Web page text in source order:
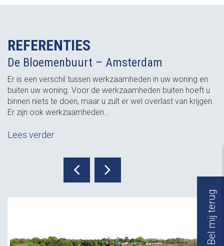
Bel mij terug
REFERENTIES
De Bloemenbuurt – Amsterdam
Er is een verschil tussen werkzaamheden in uw woning en
buiten uw woning. Voor de werkzaamheden buiten hoeft u
binnen niets te doen, maar u zult er wel overlast van krijgen.
Er zijn ook werkzaamheden…
Lees verder